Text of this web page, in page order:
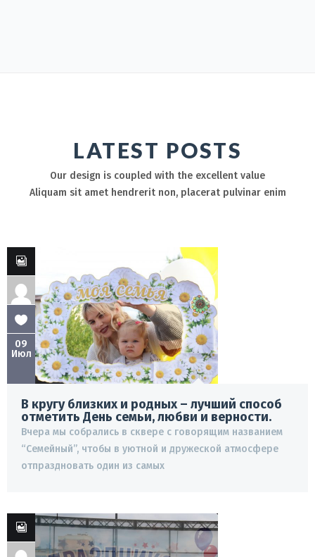
LATEST POSTS
Our design is coupled with the excellent value
Aliquam sit amet hendrerit non, placerat pulvinar enim
09
Июл
В кругу близких и родных – лучший способ
отметить День семьи, любви и верности.
Вчера мы собрались в сквере с говорящим названием
“Семейный”, чтобы в уютной и дружеской атмосфере
отпраздновать один из самых